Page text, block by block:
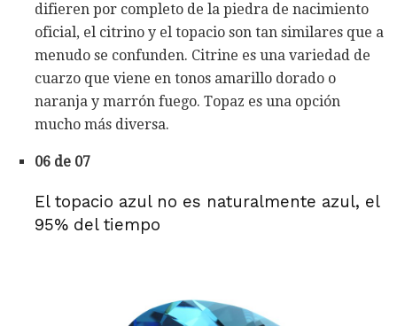
difieren por completo de la piedra de nacimiento
oficial, el citrino y el topacio son tan similares que a
menudo se confunden. Citrine es una variedad de
cuarzo que viene en tonos amarillo dorado o
naranja y marrón fuego. Topaz es una opción
mucho más diversa.
06 de 07
El topacio azul no es naturalmente azul, el
95% del tiempo